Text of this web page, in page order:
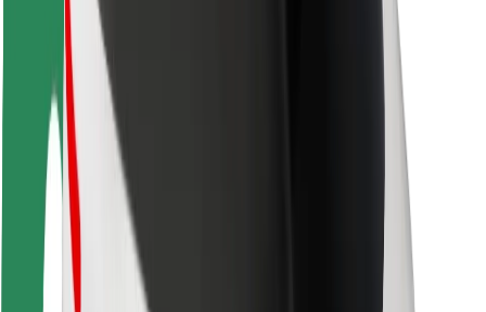
Segurança dos passageiros
Segurança dos motoristas
Segurança das trotinetes
Safety Lab
Cidades
Localizações
Soluções para as cidades
Aeroportos